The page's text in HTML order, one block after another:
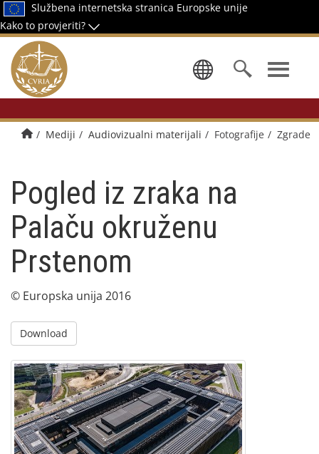
Službena internetska stranica Europske unije
Kako to provjeriti?
Odaberi
Početna stranica
Mediji Audiovizualni materijali Fotografije Zgrade
Pogled iz zraka na
Palaču okruženu
Prstenom
© Europska unija 2016
Download